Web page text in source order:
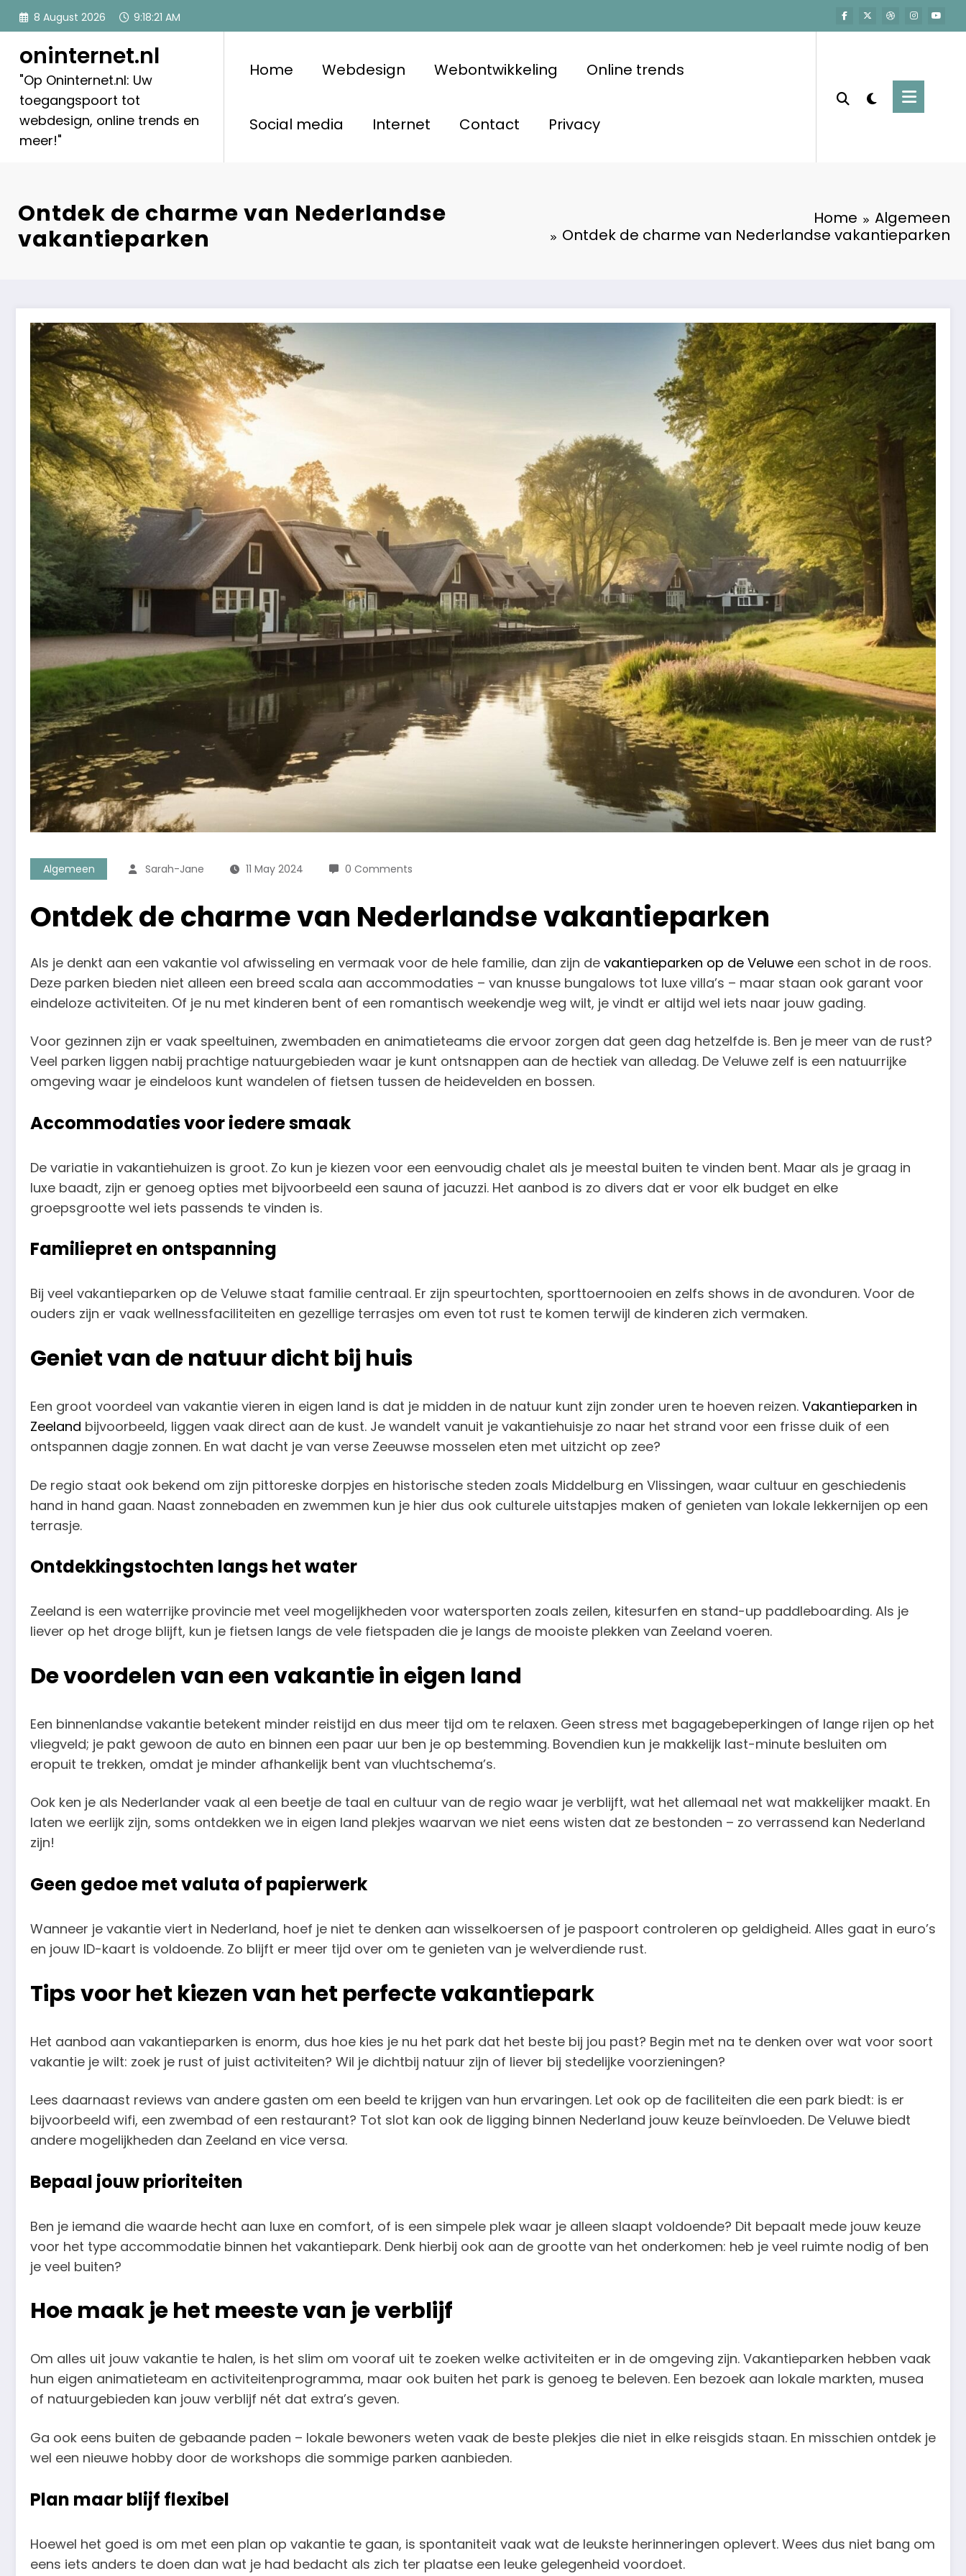
Skip
8 August 2026 9:18:23 AM
oninternet.nl
"Op Oninternet.nl: Uw
toegangspoort tot
webdesign, online trends en
meer!"
Home Webdesign Webontwikkeling Online trends
Social media Internet Contact Privacy
Ontdek de charme van Nederlandse
vakantieparken
Home
Algemeen
Ontdek de charme van Nederlandse vakantieparken
Algemeen Sarah-Jane 11 May 2024 0 Comments
Ontdek de charme van Nederlandse vakantieparken
Als je denkt aan een vakantie vol afwisseling en vermaak voor de hele familie, dan zijn de vakantieparken op de Veluwe een schot in de roos.
Deze parken bieden niet alleen een breed scala aan accommodaties – van knusse bungalows tot luxe villa’s – maar staan ook garant voor
eindeloze activiteiten. Of je nu met kinderen bent of een romantisch weekendje weg wilt, je vindt er altijd wel iets naar jouw gading.
Voor gezinnen zijn er vaak speeltuinen, zwembaden en animatieteams die ervoor zorgen dat geen dag hetzelfde is. Ben je meer van de rust?
Veel parken liggen nabij prachtige natuurgebieden waar je kunt ontsnappen aan de hectiek van alledag. De Veluwe zelf is een natuurrijke
omgeving waar je eindeloos kunt wandelen of fietsen tussen de heidevelden en bossen.
Accommodaties voor iedere smaak
De variatie in vakantiehuizen is groot. Zo kun je kiezen voor een eenvoudig chalet als je meestal buiten te vinden bent. Maar als je graag in
luxe baadt, zijn er genoeg opties met bijvoorbeeld een sauna of jacuzzi. Het aanbod is zo divers dat er voor elk budget en elke
groepsgrootte wel iets passends te vinden is.
Familiepret en ontspanning
Bij veel vakantieparken op de Veluwe staat familie centraal. Er zijn speurtochten, sporttoernooien en zelfs shows in de avonduren. Voor de
ouders zijn er vaak wellnessfaciliteiten en gezellige terrasjes om even tot rust te komen terwijl de kinderen zich vermaken.
Geniet van de natuur dicht bij huis
Een groot voordeel van vakantie vieren in eigen land is dat je midden in de natuur kunt zijn zonder uren te hoeven reizen. Vakantieparken in
Zeeland bijvoorbeeld, liggen vaak direct aan de kust. Je wandelt vanuit je vakantiehuisje zo naar het strand voor een frisse duik of een
ontspannen dagje zonnen. En wat dacht je van verse Zeeuwse mosselen eten met uitzicht op zee?
De regio staat ook bekend om zijn pittoreske dorpjes en historische steden zoals Middelburg en Vlissingen, waar cultuur en geschiedenis
hand in hand gaan. Naast zonnebaden en zwemmen kun je hier dus ook culturele uitstapjes maken of genieten van lokale lekkernijen op een
terrasje.
Ontdekkingstochten langs het water
Zeeland is een waterrijke provincie met veel mogelijkheden voor watersporten zoals zeilen, kitesurfen en stand-up paddleboarding. Als je
liever op het droge blijft, kun je fietsen langs de vele fietspaden die je langs de mooiste plekken van Zeeland voeren.
De voordelen van een vakantie in eigen land
Een binnenlandse vakantie betekent minder reistijd en dus meer tijd om te relaxen. Geen stress met bagagebeperkingen of lange rijen op het
vliegveld; je pakt gewoon de auto en binnen een paar uur ben je op bestemming. Bovendien kun je makkelijk last-minute besluiten om
eropuit te trekken, omdat je minder afhankelijk bent van vluchtschema’s.
Ook ken je als Nederlander vaak al een beetje de taal en cultuur van de regio waar je verblijft, wat het allemaal net wat makkelijker maakt. En
laten we eerlijk zijn, soms ontdekken we in eigen land plekjes waarvan we niet eens wisten dat ze bestonden – zo verrassend kan Nederland
zijn!
Geen gedoe met valuta of papierwerk
Wanneer je vakantie viert in Nederland, hoef je niet te denken aan wisselkoersen of je paspoort controleren op geldigheid. Alles gaat in euro’s
en jouw ID-kaart is voldoende. Zo blijft er meer tijd over om te genieten van je welverdiende rust.
Tips voor het kiezen van het perfecte vakantiepark
Het aanbod aan vakantieparken is enorm, dus hoe kies je nu het park dat het beste bij jou past? Begin met na te denken over wat voor soort
vakantie je wilt: zoek je rust of juist activiteiten? Wil je dichtbij natuur zijn of liever bij stedelijke voorzieningen?
Lees daarnaast reviews van andere gasten om een beeld te krijgen van hun ervaringen. Let ook op de faciliteiten die een park biedt: is er
bijvoorbeeld wifi, een zwembad of een restaurant? Tot slot kan ook de ligging binnen Nederland jouw keuze beïnvloeden. De Veluwe biedt
andere mogelijkheden dan Zeeland en vice versa.
Bepaal jouw prioriteiten
Ben je iemand die waarde hecht aan luxe en comfort, of is een simpele plek waar je alleen slaapt voldoende? Dit bepaalt mede jouw keuze
voor het type accommodatie binnen het vakantiepark. Denk hierbij ook aan de grootte van het onderkomen: heb je veel ruimte nodig of ben
je veel buiten?
Hoe maak je het meeste van je verblijf
Om alles uit jouw vakantie te halen, is het slim om vooraf uit te zoeken welke activiteiten er in de omgeving zijn. Vakantieparken hebben vaak
hun eigen animatieteam en activiteitenprogramma, maar ook buiten het park is genoeg te beleven. Een bezoek aan lokale markten, musea
of natuurgebieden kan jouw verblijf nét dat extra’s geven.
Ga ook eens buiten de gebaande paden – lokale bewoners weten vaak de beste plekjes die niet in elke reisgids staan. En misschien ontdek je
wel een nieuwe hobby door de workshops die sommige parken aanbieden.
Plan maar blijf flexibel
Hoewel het goed is om met een plan op vakantie te gaan, is spontaniteit vaak wat de leukste herinneringen oplevert. Wees dus niet bang om
eens iets anders te doen dan wat je had bedacht als zich ter plaatse een leuke gelegenheid voordoet.